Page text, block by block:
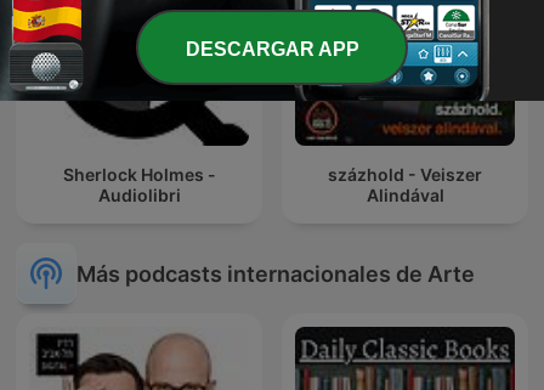
Sherlock Holmes -
Audiolibri
százhold - Veiszer
Alindával
Más podcasts internacionales de Arte
DESCARGAR APP